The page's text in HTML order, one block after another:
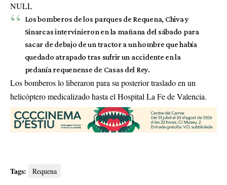
NULL
Los bomberos de los parques de Requena, Chiva y
Sinarcas intervinieron en la mañana del sábado para
sacar de debajo de un tractor a un hombre que había
quedado atrapado tras sufrir un accidente en la
pedanía requenense de Casas del Rey.
Los bomberos lo liberaron para su posterior traslado en un
helicóptero medicalizado hasta el Hospital La Fe de Valencia.
Tags: Requena